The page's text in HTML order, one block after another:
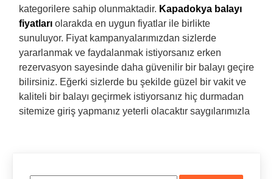
kategorilere sahip olunmaktadir. Kapadokya balayı
fiyatları olarakda en uygun fiyatlar ile birlikte
sunuluyor. Fiyat kampanyalarımızdan sizlerde
yararlanmak ve faydalanmak istiyorsanız erken
rezervasyon sayesinde daha güvenilir bir balayı geçire
bilirsiniz. Eğerki sizlerde bu şekilde güzel bir vakit ve
kaliteli bir balayı geçirmek istiyorsanız hiç durmadan
sitemize giriş yapmanız yeterli olacaktır saygılarımızla